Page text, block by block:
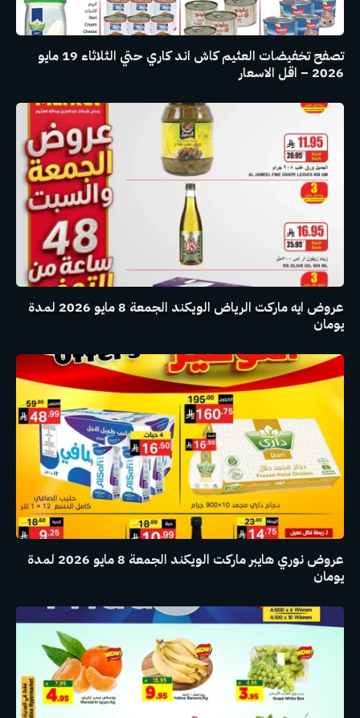
تصفح تخفيضات العثيم كاش اند كاري حتي الثلاثاء 19 مايو
2026 – اقل الاسعار
عروض ايه ماركت الرياض الويكند الجمعة 8 مايو 2026 لمدة
يومان
عروض نوري هايبر ماركت الويكند الجمعة 8 مايو 2026 لمدة
يومان